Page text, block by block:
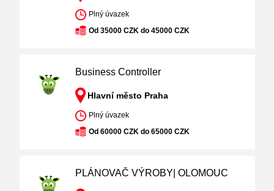
Plný úvazek
Od 35000 CZK do 45000 CZK
Business Controller
Hlavní město Praha
Plný úvazek
Od 60000 CZK do 65000 CZK
PLÁNOVAČ VÝROBY| OLOMOUC